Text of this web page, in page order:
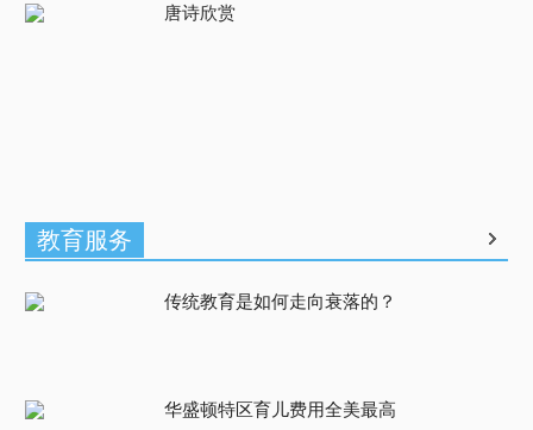
唐诗欣赏
教育服务
传统教育是如何走向衰落的？
华盛顿特区育儿费用全美最高